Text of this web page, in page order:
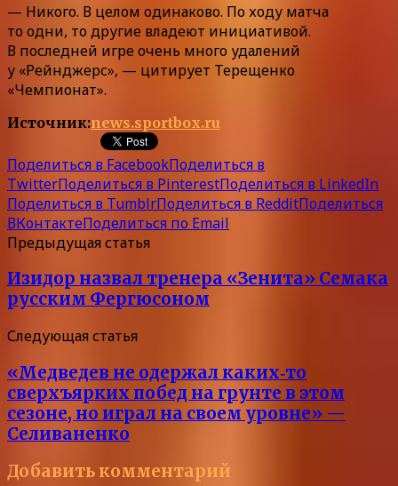
— Никого. В целом одинаково. По ходу матча
то одни, то другие владеют инициативой.
В последней игре очень много удалений
у «Рейнджерс», — цитирует Терещенко
«Чемпионат».
Источник:news.sportbox.ru
Поделиться в FacebookПоделиться в
TwitterПоделиться в PinterestПоделиться в LinkedIn
Поделиться в TumblrПоделиться в RedditПоделиться
ВКонтактеПоделиться по Email
Предыдущая статья
Изидор назвал тренера «Зенита» Семака
русским Фергюсоном
Следующая статья
«Медведев не одержал каких‑то
сверхъярких побед на грунте в этом
сезоне, но играл на своем уровне» —
Селиваненко
Добавить комментарий